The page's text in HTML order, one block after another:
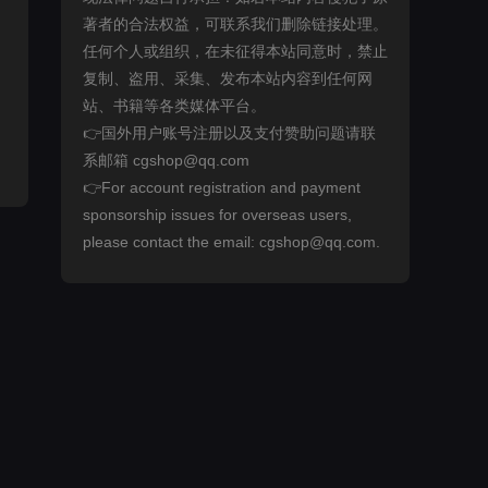
著者的合法权益，可联系我们删除链接处理。
任何个人或组织，在未征得本站同意时，禁止
复制、盗用、采集、发布本站内容到任何网
站、书籍等各类媒体平台。
👉国外用户账号注册以及支付赞助问题请联
系邮箱 cgshop@qq.com
👉For account registration and payment
sponsorship issues for overseas users,
please contact the email: cgshop@qq.com.